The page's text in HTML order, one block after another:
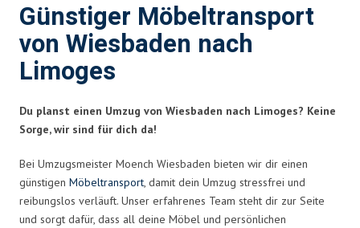
Günstiger Möbeltransport
von Wiesbaden nach
Limoges
Du planst einen Umzug von Wiesbaden nach Limoges? Keine
Sorge, wir sind für dich da!
Bei Umzugsmeister Moench Wiesbaden bieten wir dir einen
günstigen Möbeltransport, damit dein Umzug stressfrei und
reibungslos verläuft. Unser erfahrenes Team steht dir zur Seite
und sorgt dafür, dass all deine Möbel und persönlichen